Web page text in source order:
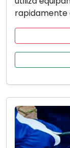
rapidamente